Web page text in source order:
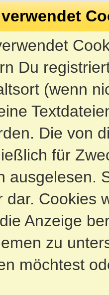
Du
(wenn
Die von
für
ausgelesen.
dar. Cookies
Anzeige
zu
möchtest